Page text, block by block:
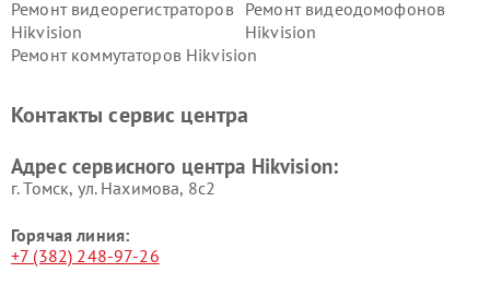
Ремонт видеорегистраторов
Hikvision
Ремонт видеодомофонов
Hikvision
Ремонт коммутаторов Hikvision
Контакты сервис центра
Адрес сервисного центра Hikvision:
г. Томск, ул. Нахимова, 8с2
Горячая линия:
+7 (382) 248-97-26